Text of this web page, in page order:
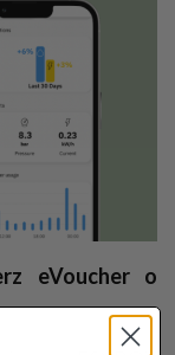
eVoucher o